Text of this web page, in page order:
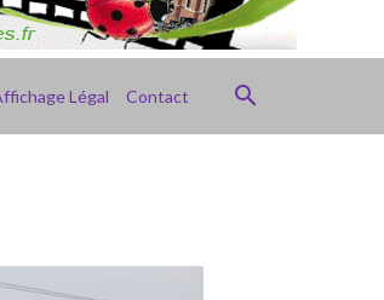
Légal Contact